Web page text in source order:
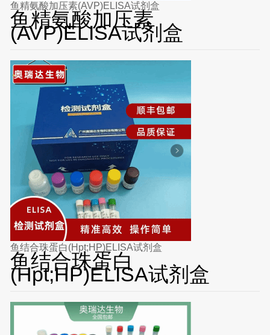
鱼精氨酸加压素(AVP)ELISA试剂盒
鱼精氨酸加压素
(AVP)ELISA试剂盒
鱼结合珠蛋白(Hpt;HP)ELISA试剂盒
鱼结合珠蛋白
(Hpt;HP)ELISA试剂盒